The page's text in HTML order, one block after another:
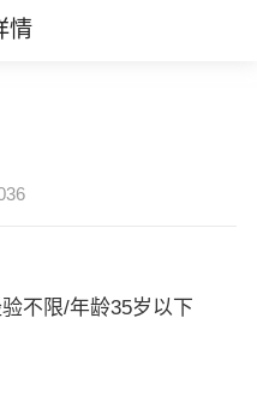
情
不限/年龄35岁以下